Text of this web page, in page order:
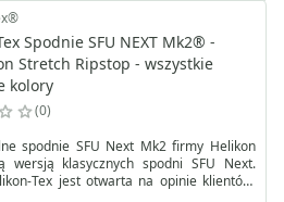
Spodnie SFU NEXT Mk2® -
Stretch Ripstop - wszystkie
kolory
0
spodnie SFU Next Mk2 firmy Helikon
wersją klasycznych spodni SFU Next.
Tex jest otwarta na opinie klientów,